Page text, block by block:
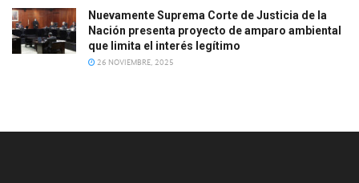
Nuevamente Suprema Corte de Justicia de la
Nación presenta proyecto de amparo ambiental
que limita el interés legítimo
26 NOVIEMBRE, 2025